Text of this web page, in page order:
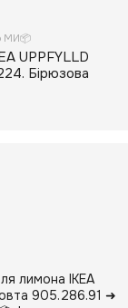
МИ📦
UPPFYLLD
Бірюзова